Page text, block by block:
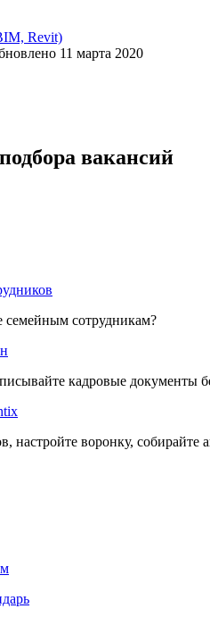
Revit)
11 марта 2020
вакансий
семейным сотрудникам?
кадровые документы
настройте воронку, собирайте